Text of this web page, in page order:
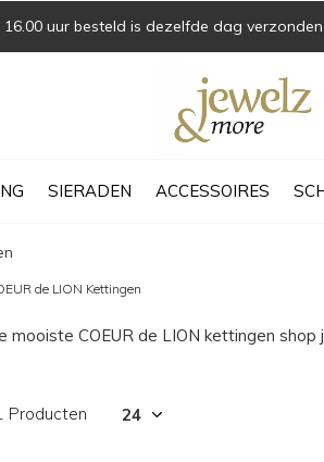
SIERADEN ACCESSOIRES
16.00 uur besteld is dezelfde dag verzonden
de LION Kettingen
mooiste COEUR de LION kettingen shop
Producten